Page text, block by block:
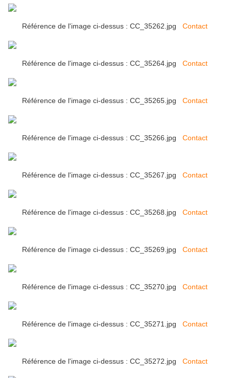
Référence de l'image ci-dessus : CC_35262.jpg Contact
Référence de l'image ci-dessus : CC_35264.jpg Contact
Référence de l'image ci-dessus : CC_35265.jpg Contact
Référence de l'image ci-dessus : CC_35266.jpg Contact
Référence de l'image ci-dessus : CC_35267.jpg Contact
Référence de l'image ci-dessus : CC_35268.jpg Contact
Référence de l'image ci-dessus : CC_35269.jpg Contact
Référence de l'image ci-dessus : CC_35270.jpg Contact
Référence de l'image ci-dessus : CC_35271.jpg Contact
Référence de l'image ci-dessus : CC_35272.jpg Contact